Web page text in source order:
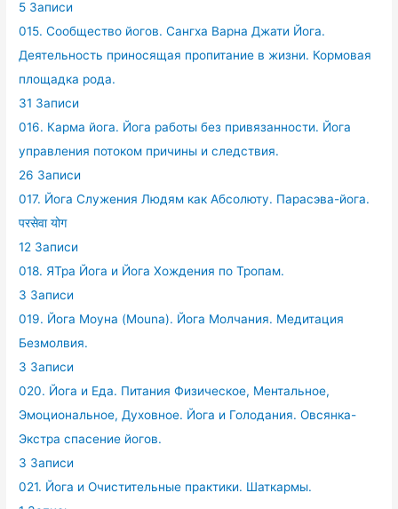
5 Записи
015. Сообщество йогов. Сангха Варна Джати Йога.
Деятельность приносящая пропитание в жизни. Кормовая
площадка рода.
31 Записи
016. Карма йога. Йога работы без привязанности. Йога
управления потоком причины и следствия.
26 Записи
017. Йога Служения Людям как Абсолюту. Парасэва-йога.
परसेवा योग
12 Записи
018. ЯТра Йога и Йога Хождения по Тропам.
3 Записи
019. Йога Моуна (Mouna). Йога Молчания. Медитация
Безмолвия.
3 Записи
020. Йога и Еда. Питания Физическое, Ментальное,
Эмоциональное, Духовное. Йога и Голодания. Овсянка-
Экстра спасение йогов.
3 Записи
021. Йога и Очистительные практики. Шаткармы.